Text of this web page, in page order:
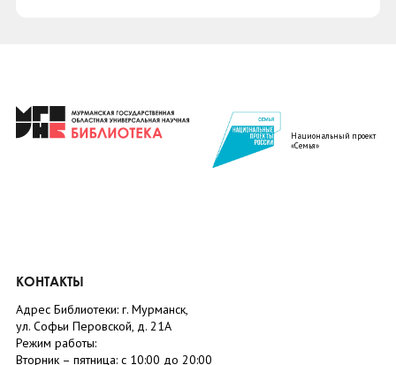
Национальный проект
«Семья»
КОНТАКТЫ
Адрес Библиотеки: г. Мурманск,
ул. Софьи Перовской, д. 21А
Режим работы:
Вторник – пятница: с 10:00 до 20:00